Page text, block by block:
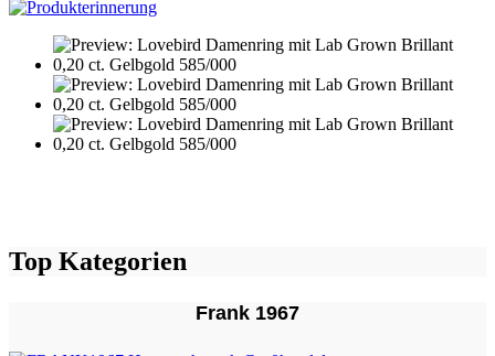
Top Kategorien
Frank 1967